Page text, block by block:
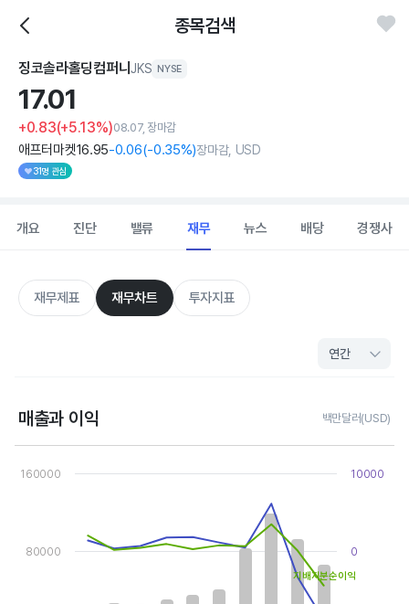
종목검색
징코솔라홀딩컴퍼니JKS NYSE
17.01
+0.83(+5.13%)08.07, 장마감
애프터마켓16.95-0.06(-0.35%)장마감, USD
31명 관심
개요 진단 밸류 재무 뉴스 배당 경쟁사
재무제표 재무차트 투자지표
매출과 이익 백만달러(USD)
Chart
View as data table, Chart
The chart has 1 X axis displaying categories.
The chart has 2 Y axes displaying values, and values.
80000
160000
0
10000
지배지분순이익